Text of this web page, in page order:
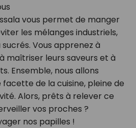
vous permet de manger
les mélanges industriels,
Vous apprenez à
maîtriser leurs saveurs et à
Ensemble, nous allons
de la cuisine, pleine de
Alors, prêts à relever ce
vos proches ?
nos papilles !